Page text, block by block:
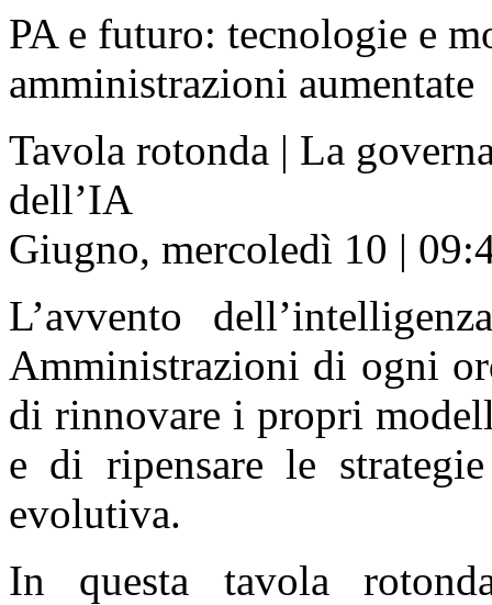
PA e futuro: tecnologie e
amministrazioni aumentate
Tavola rotonda | La
dell’IA
Giugno, mercoledì 10 |
L’avvento
Amministrazioni di ogni
di rinnovare i propri
e di ripensare le
evolutiva.
In questa tavola